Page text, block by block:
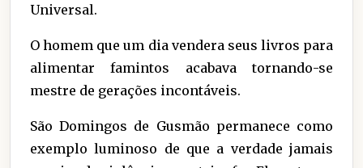
Universal.
O homem que um dia vendera seus livros para
alimentar famintos acabava tornando-se
mestre de gerações incontáveis.
São Domingos de Gusmão permanece como
exemplo luminoso de que a verdade jamais